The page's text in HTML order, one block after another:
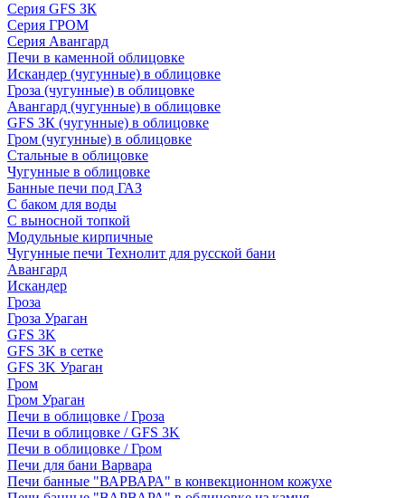
Серия GFS ЗК
Серия ГРОМ
Серия Авангард
Печи в каменной облицовке
Искандер (чугунные) в облицовке
Гроза (чугунные) в облицовке
Авангард (чугунные) в облицовке
GFS ЗК (чугунные) в облицовке
Гром (чугунные) в облицовке
Стальные в облицовке
Чугунные в облицовке
Банные печи под ГАЗ
С баком для воды
С выносной топкой
Модульные кирпичные
Чугунные печи Технолит для русской бани
Авангард
Искандер
Гроза
Гроза Ураган
GFS 3K
GFS 3K в сетке
GFS 3K Ураган
Гром
Гром Ураган
Печи в облицовке / Гроза
Печи в облицовке / GFS 3K
Печи в облицовке / Гром
Печи для бани Варвара
Печи банные "ВАРВАРА" в конвекционном кожухе